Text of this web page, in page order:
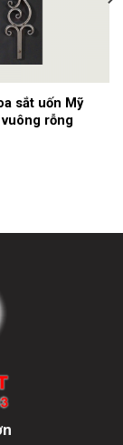
sắt uốn Mỹ
rỗng